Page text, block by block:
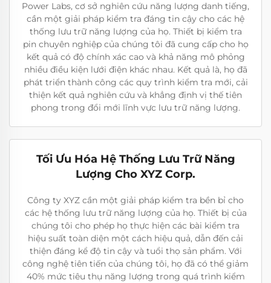
Power Labs, cơ sở nghiên cứu năng lượng danh tiếng,
cần một giải pháp kiểm tra đáng tin cậy cho các hệ
thống lưu trữ năng lượng của họ. Thiết bị kiểm tra
pin chuyên nghiệp của chúng tôi đã cung cấp cho họ
kết quả có độ chính xác cao và khả năng mô phỏng
nhiều điều kiện lưới điện khác nhau. Kết quả là, họ đã
phát triển thành công các quy trình kiểm tra mới, cải
thiện kết quả nghiên cứu và khẳng định vị thế tiên
phong trong đổi mới lĩnh vực lưu trữ năng lượng.
Tối Ưu Hóa Hệ Thống Lưu Trữ Năng
Lượng Cho XYZ Corp.
Công ty XYZ cần một giải pháp kiểm tra bền bỉ cho
các hệ thống lưu trữ năng lượng của họ. Thiết bị của
chúng tôi cho phép họ thực hiện các bài kiểm tra
hiệu suất toàn diện một cách hiệu quả, dẫn đến cải
thiện đáng kể độ tin cậy và tuổi thọ sản phẩm. Với
công nghệ tiên tiến của chúng tôi, họ đã có thể giảm
40% mức tiêu thụ năng lượng trong quá trình kiểm